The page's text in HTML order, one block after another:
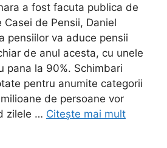
a fost facuta publica de
de Pensii, Daniel
pensiilor va aduce pensii
de anul acesta, cu unele
pana la 90%. Schimbari
pentru anumite categorii
de persoane vor
zilele … Citește mai mult